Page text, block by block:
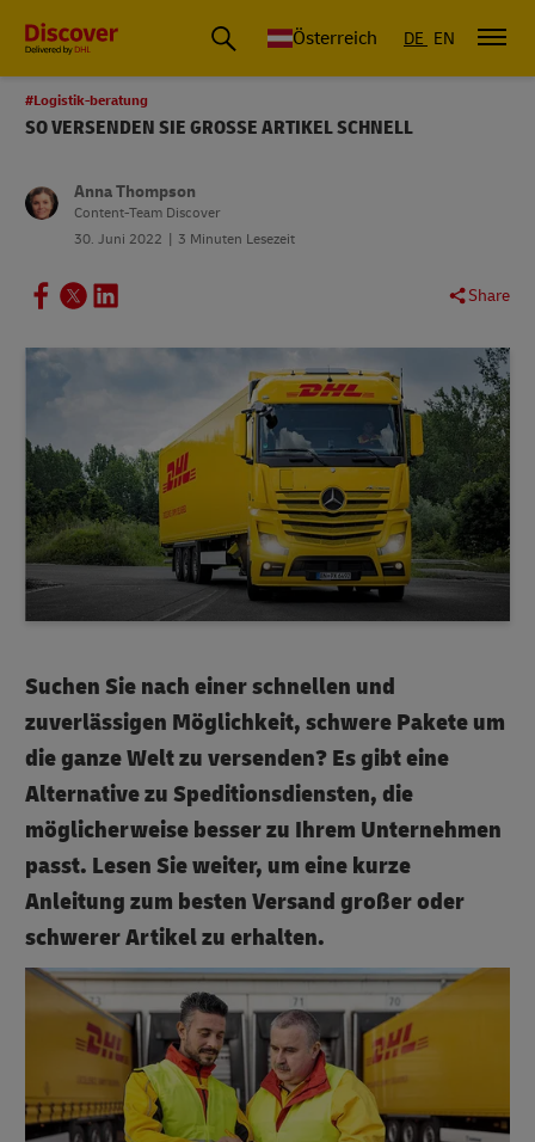
Österreich DE EN
#Logistik-beratung
SO VERSENDEN SIE GROSSE ARTIKEL SCHNELL
Anna Thompson
Content-Team Discover
30. Juni 2022
3 Minuten Lesezeit
Share
Suchen Sie nach einer schnellen und
zuverlässigen Möglichkeit, schwere Pakete um
die ganze Welt zu versenden? Es gibt eine
Alternative zu Speditionsdiensten, die
möglicherweise besser zu Ihrem Unternehmen
passt. Lesen Sie weiter, um eine kurze
Anleitung zum besten Versand großer oder
schwerer Artikel zu erhalten.